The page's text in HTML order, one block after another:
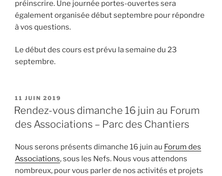
préinscrire. Une journée portes-ouvertes sera
également organisée début septembre pour répondre
à vos questions.
Le début des cours est prévu la semaine du 23
septembre.
PUBLIÉ
LE
11 JUIN 2019
Rendez-vous dimanche 16 juin au Forum
des Associations – Parc des Chantiers
Nous serons présents dimanche 16 juin au Forum des
Associations, sous les Nefs. Nous vous attendons
nombreux, pour vous parler de nos activités et projets